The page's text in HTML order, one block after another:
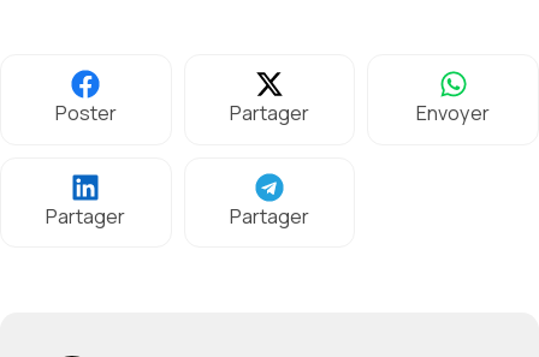
Poster Partager Envoyer
Partager Partager